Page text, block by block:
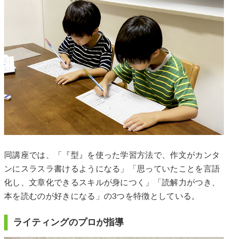
同講座では、「『型』を使った学習方法で、作文がカンタ
ンにスラスラ書けるようになる」「思っていたことを言語
化し、文章化できるスキルが身につく」「読解力がつき、
本を読むのが好きになる」の3つを特徴としている。
ライティングのプロが指導